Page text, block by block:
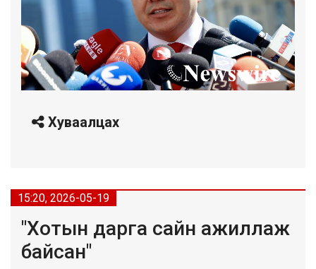
Хуваалцах
15:20, 2026-05-19
"Хотын дарга сайн ажиллаж
байсан"